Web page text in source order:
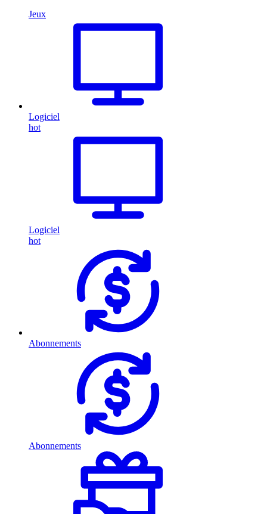
Jeux
Logiciel
hot
Logiciel
hot
Abonnements
Abonnements